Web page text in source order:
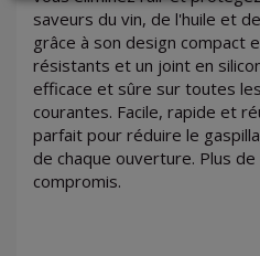
LOGIN
saveurs du vin, de l'huile et
grâce à son design compact
résistants et un joint en
efficace et sûre sur toutes
courantes. Facile, rapide et
parfait pour réduire le
de chaque ouverture. Plus
compromis.